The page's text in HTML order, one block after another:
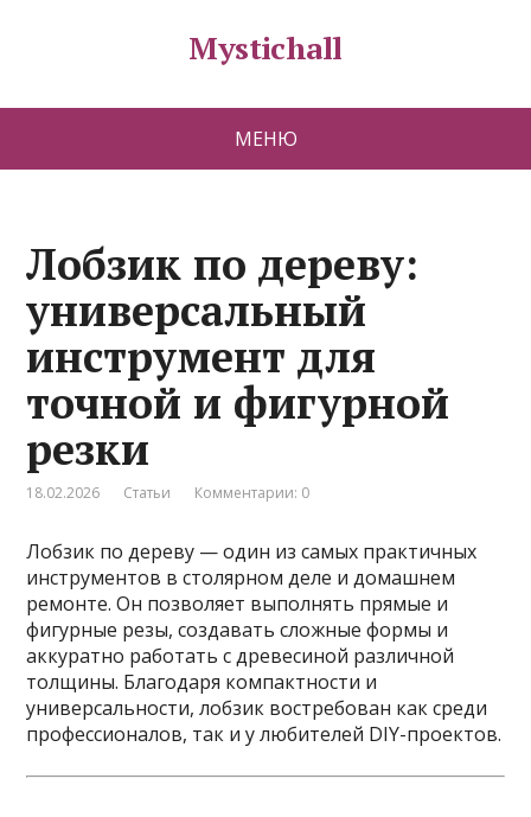
Mystichall
МЕНЮ
Лобзик по дереву:
универсальный
инструмент для
точной и фигурной
резки
18.02.2026 Статьи Комментарии: 0
Лобзик по дереву — один из самых практичных
инструментов в столярном деле и домашнем
ремонте. Он позволяет выполнять прямые и
фигурные резы, создавать сложные формы и
аккуратно работать с древесиной различной
толщины. Благодаря компактности и
универсальности, лобзик востребован как среди
профессионалов, так и у любителей DIY-проектов.